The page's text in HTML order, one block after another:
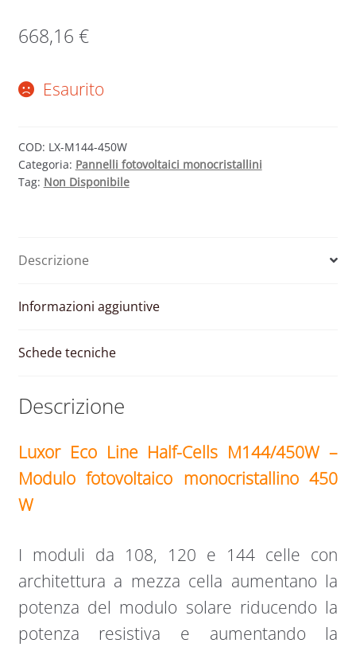
668,16 €
Esaurito
COD: LX-M144-450W
Categoria: Pannelli fotovoltaici monocristallini
Tag: Non Disponibile
Descrizione
Informazioni aggiuntive
Schede tecniche
Descrizione
Luxor Eco Line Half-Cells M144/450W –
Modulo fotovoltaico monocristallino 450
W
I moduli da 108, 120 e 144 celle con
architettura a mezza cella aumentano la
potenza del modulo solare riducendo la
potenza resistiva e aumentando la